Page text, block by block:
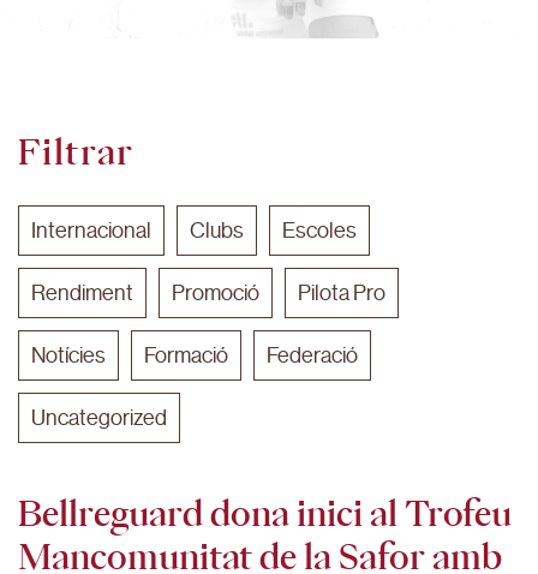
Filtrar
Internacional Clubs Escoles
Rendiment Promoció Pilota Pro
Notícies Formació Federació
Uncategorized
Bellreguard dona inici al Trofeu
Mancomunitat de la Safor amb